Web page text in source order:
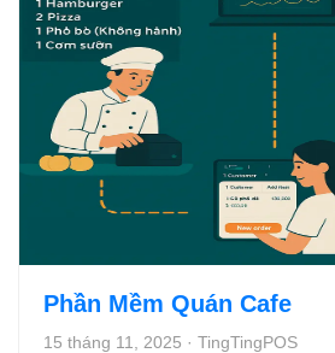
Phần Mềm Quán Cafe
15 tháng 11, 2025 · TingTingPOS